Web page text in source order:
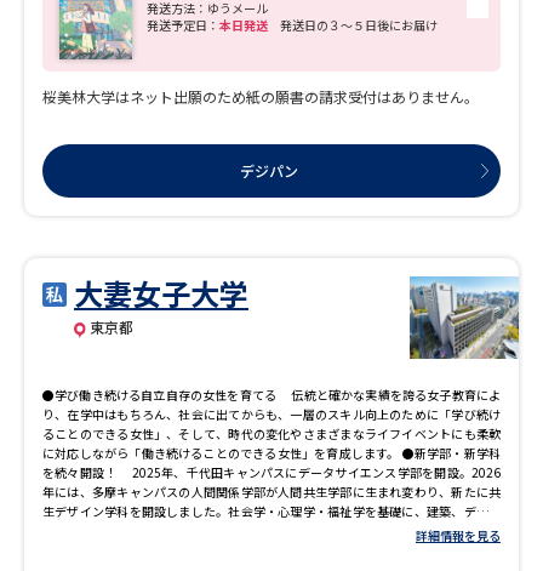
ことが可能です。 2. 4年間一貫のサポート体制 各種学習相談をはじめ、学生寮の
運営、国際学生の生活サポート、就職活動支援ボランティア、オープンキャンパス
でのイベント企画……桜美林大学には、教職員と学生が一体となって活動するコミ
ュニティがたくさんあります。「大人」から一方的に支援されるのではなく、教職
員、あるいは先輩・後輩やゼミ生と交流しながらさまざまなサポートが受けられま
す。大学と学生がともに支え合う体制が整備されているのです。 3. グローバル交流
年では外国にルーツを持つ生徒も積極的に受け入れています。学内や留学先で自分
とは異なる文化・社会・習慣・考え方に接して「隣人に寄り添える心を持つ国際
人」をめざします。ゆかりが深い中国をはじめ、アメリカや韓国、アジア、ヨーロッ
パ、オセアニア、そしてアフリカと、文字通り世界中から学生が集まる環境です。国
き、学びをより深いものにしています。 5. サービスラーニング 桜美林大学が重視
しているのは、福祉、教育、芸術、ビジネスなどの現場で、体験的に学ぶこと。知
識を学ぶだけではなく、自分の行動に活かしていくこと、『学而事人（がくじじじ
ん）』の理念を自分の身体で学ぶことが大切だと考えています。実社会でさまざま
な人々とコミュニケーションしながら、その場を取り巻く状況を理解し、課題の解
ングとは、「大学での授業」と「フィールドでの活動」を両輪にして動く学習のこ
とです。大学とフィールドを往復することで、体験を伴った学習ができます。サービ
スラーニングでは、「教室での学び」である学術的知識を「地域社会への貢献」に
活かし、地域が抱える課題を住民の方たちとともに解決していくことをめざしま
す。 ★学群・学科 ■リベラルアーツ学群 「世界・社会との新しい出会いが、学んだ
知識を実践力に変える。」 社会を形づくる多様な物事から、文化や自然科学、さま
ざまな社会課題まで、まずは基礎を学びながら多彩なテーマに触れることで、視野
は大きく広がります。興味・関心に合わせて、人文・社会・自然・総合の４領域、
発送方法：ゆうメール
発送予定日： 本日発送 発送日の３～５日後にお届け
桜美林大学はネット出願のため紙の願書の請求受付はありません。
デジパン
大妻女子大学
東京都
●学び働き続ける自立自存の女性を育てる 伝統と確かな実績を誇る女子教育によ
り、在学中はもちろん、社会に出てからも、一層のスキル向上のために「学び続け
ることのできる女性」、そして、時代の変化やさまざまなライフイベントにも柔軟
に対応しながら「働き続けることのできる女性」を育成します。 ●新学部・新学科
を続々開設！ 2025年、千代田キャンパスにデータサイエンス学部を開設。2026
年には、多摩キャンパスの人間関係学部が人間共生学部に生まれ変わり、新たに共
生デザイン学科を開設しました。社会学・心理学・福祉学を基礎に、建築、デザイ
ン、経済など、さまざまな領域の知識を融合させた学びを展開します。2027年に
詳細情報を見る